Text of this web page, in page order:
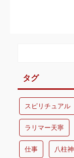
タグ
スピリチュアル
ラリマー天寧
仕事 八柱神